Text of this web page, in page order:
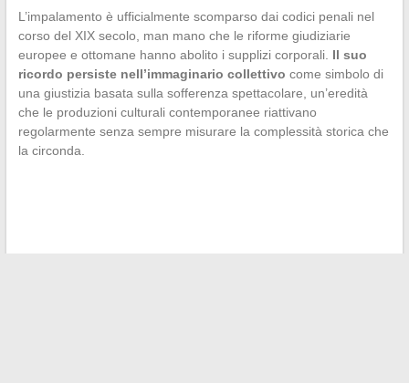
L’impalamento è ufficialmente scomparso dai codici penali nel
corso del XIX secolo, man mano che le riforme giudiziarie
europee e ottomane hanno abolito i supplizi corporali. Il suo
ricordo persiste nell’immaginario collettivo come simbolo di
una giustizia basata sulla sofferenza spettacolare, un’eredità
che le produzioni culturali contemporanee riattivano
regolarmente senza sempre misurare la complessità storica che
la circonda.